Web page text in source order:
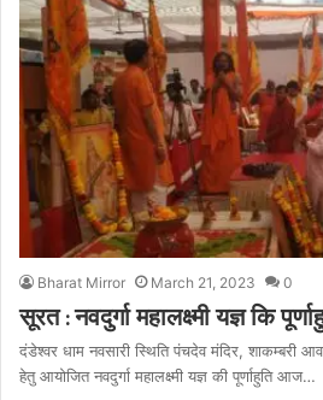
Bharat Mirror March 21, 2023 0
सूरत : नवदुर्गा महालक्ष्मी यज्ञ कि
दंडेश्वर धाम नवसारी स्थिति पंचदेव मंदिर, शाकम्बरी
हेतु आयोजित नवदुर्गा महालक्ष्मी यज्ञ की पूर्णाहुति आज…